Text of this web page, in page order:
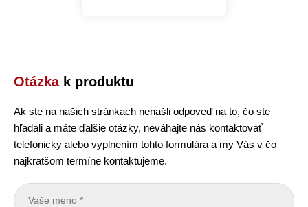
Otázkak produktu
Ak ste na našich stránkach nenašli odpoveď na to, čo ste
hľadali a máte ďalšie otázky, neváhajte nás kontaktovať
telefonicky alebo vyplnením tohto formulára a my Vás v čo
najkratšom termíne kontaktujeme.